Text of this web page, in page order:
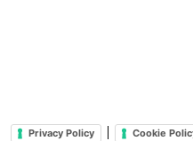
Privacy Policy Cookie